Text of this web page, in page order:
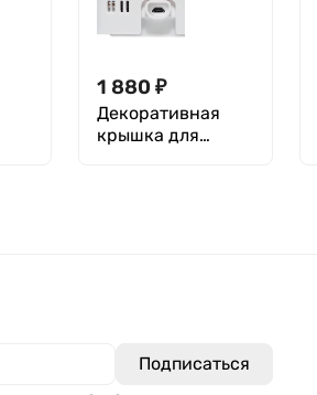
1 880 ₽
Декоративная
крышка для